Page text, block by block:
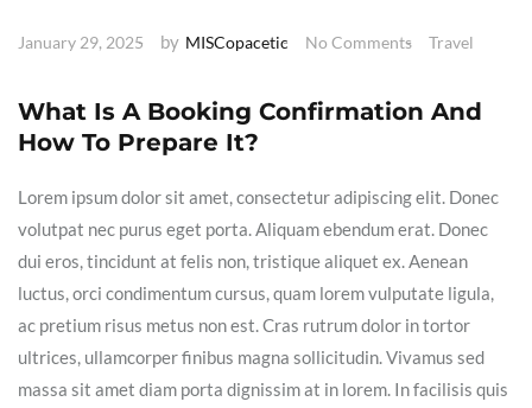
January 29, 2025 by MISCopacetic No Comments Travel
What Is A Booking Confirmation And
How To Prepare It?
Lorem ipsum dolor sit amet, consectetur adipiscing elit. Donec
volutpat nec purus eget porta. Aliquam ebendum erat. Donec
dui eros, tincidunt at felis non, tristique aliquet ex. Aenean
luctus, orci condimentum cursus, quam lorem vulputate ligula,
ac pretium risus metus non est. Cras rutrum dolor in tortor
ultrices, ullamcorper finibus magna sollicitudin. Vivamus sed
massa sit amet diam porta dignissim at in lorem. In facilisis quis